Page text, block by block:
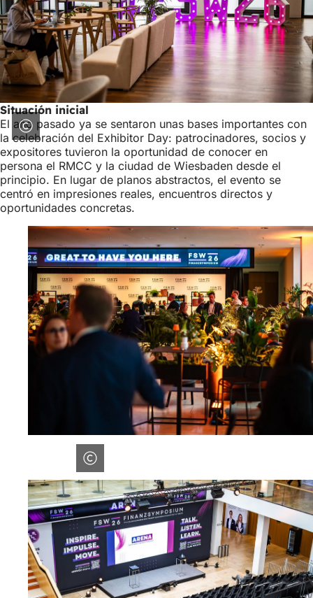
Situación inicial
El año pasado ya se sentaron unas bases importantes con
la celebración del Exhibitor Day: patrocinadores, socios y
expositores tuvieron la oportunidad de conocer en
persona el RMCC y la ciudad de Wiesbaden desde el
principio. En lugar de planos abstractos, el evento se
centró en impresiones reales, encuentros directos y
oportunidades concretas.